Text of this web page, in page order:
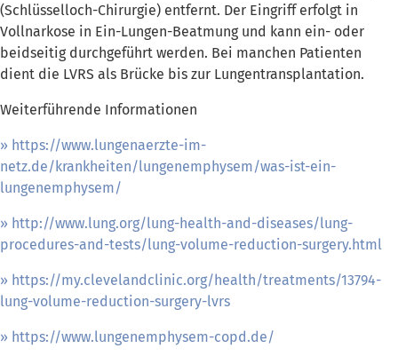
(Schlüsselloch-Chirurgie) entfernt. Der Eingriff erfolgt in
Vollnarkose in Ein-Lungen-Beatmung und kann ein- oder
beidseitig durchgeführt werden. Bei manchen Patienten
dient die LVRS als Brücke bis zur Lungentransplantation.
Weiterführende Informationen
https://www.lungenaerzte-im-
netz.de/krankheiten/lungenemphysem/was-ist-ein-
lungenemphysem/
http://www.lung.org/lung-health-and-diseases/lung-
procedures-and-tests/lung-volume-reduction-surgery.html
https://my.clevelandclinic.org/health/treatments/13794-
lung-volume-reduction-surgery-lvrs
https://www.lungenemphysem-copd.de/